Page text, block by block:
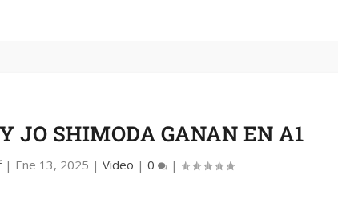
JO SHIMODA GANAN EN A1
| Ene 13, 2025 | Video | 0 |